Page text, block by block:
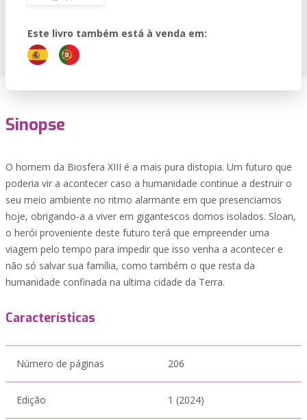
Este livro também está à venda em:
Sinopse
O homem da Biosfera XIII é a mais pura distopia. Um futuro que
poderia vir a acontecer caso a humanidade continue a destruir o
seu meio ambiente no ritmo alarmante em que presenciamos
hoje, obrigando-a a viver em gigantescos domos isolados. Sloan,
o herói proveniente deste futuro terá que empreender uma
viagem pelo tempo para impedir que isso venha a acontecer e
não só salvar sua família, como também o que resta da
humanidade confinada na ultima cidade da Terra.
Características
Número de páginas 206
Edição 1 (2024)